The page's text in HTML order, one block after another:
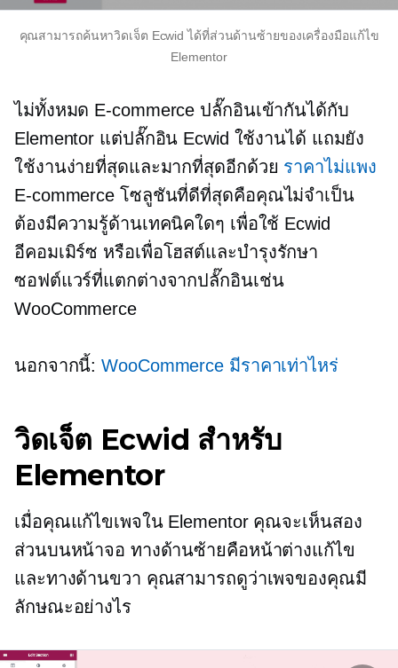
คุณสามารถค้นหาวิดเจ็ต Ecwid ได้ที่ส่วนด้านซ้ายของเครื่องมือแก้ไข
Elementor
ไม่ทั้งหมด E-commerce ปลั๊กอินเข้ากันได้กับ
Elementor แต่ปลั๊กอิน Ecwid ใช้งานได้ แถมยัง
ใช้งานง่ายที่สุดและมากที่สุดอีกด้วย ราคาไม่แพง
E-commerce โซลูชันที่ดีที่สุดคือคุณไม่จำเป็น
ต้องมีความรู้ด้านเทคนิคใดๆ เพื่อใช้ Ecwid
อีคอมเมิร์ซ หรือเพื่อโฮสต์และบำรุงรักษา
ซอฟต์แวร์ที่แตกต่างจากปลั๊กอินเช่น
WooCommerce
นอกจากนี้:WooCommerce มีราคาเท่าไหร่
วิดเจ็ต Ecwid สำหรับ
Elementor
เมื่อคุณแก้ไขเพจใน Elementor คุณจะเห็นสอง
ส่วนบนหน้าจอ ทางด้านซ้ายคือหน้าต่างแก้ไข
และทางด้านขวา คุณสามารถดูว่าเพจของคุณมี
ลักษณะอย่างไร